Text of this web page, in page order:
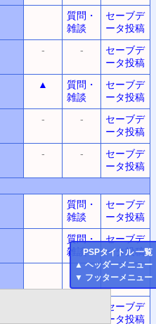
PSPタイトル 一覧
▲ ヘッダーメニュー
▼ フッターメニュー
質問・
雑談
セーブデ
ータ投稿
- -
セーブデ
ータ投稿
▲
質問・
雑談
セーブデ
ータ投稿
- -
セーブデ
ータ投稿
- -
セーブデ
ータ投稿
質問・
雑談
セーブデ
ータ投稿
質問・
雑談
セーブデ
ータ投稿
セーブデ
ータ投稿